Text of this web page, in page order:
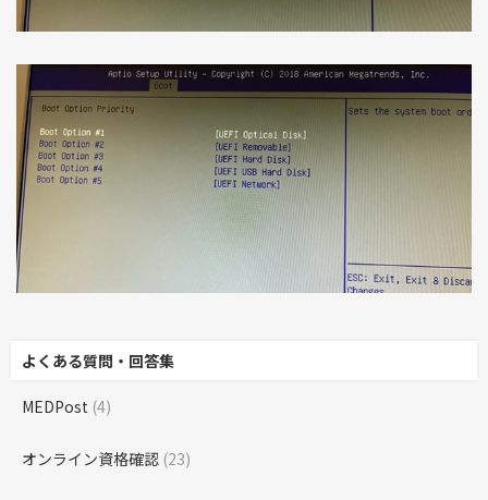
よくある質問・回答集
MEDPost (4)
オンライン資格確認 (23)